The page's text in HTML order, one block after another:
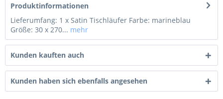
Produktinformationen
Lieferumfang: 1 x Satin Tischläufer Farbe: marineblau
Größe: 30 x 270... mehr
Kunden kauften auch
Kunden haben sich ebenfalls angesehen